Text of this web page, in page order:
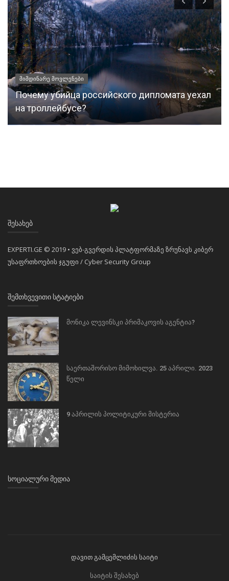
მიმდინარე მოვლენები
Почему убийца российского дипломата уехал
на троллейбусе?
ᲨᲔᲡᲐᲮᲔᲑ
EXPERTI.GE © 2019 • ვებ-გვერდის პლატფორმაზე ზრუნავს კიბერ
უსაფრთხოების ჯგუფი / Cyber Security Group
ᲨᲔᲛᲗᲮᲕᲔᲕᲘᲗᲘ ᲡᲢᲐᲢᲘᲔᲑᲘ
მონიკა ლევინსკი პრიმაკოვის აგენტია?
საერთაშორისო მიმოხილვა. 25 აპრილი. 2023
წელი
9 აპრილის პოლიტიკური მისტერია
ᲡᲝᲪᲘᲐᲚᲣᲠᲘ ᲛᲔᲓᲘᲐ
დავით გამცემლიძის საიტი
საიტის შესახებ